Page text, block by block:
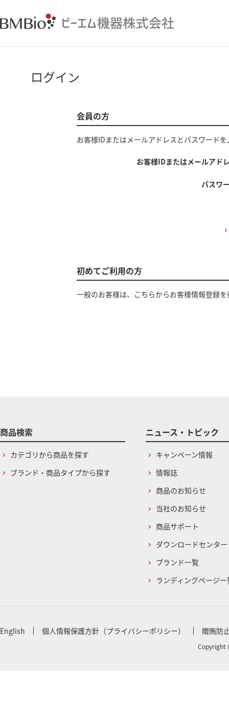
ログイン
会員の方
お客様IDまたはメールアドレス とパスワード
お客様IDまたはメールアド
パスワ
初めてご利用の方
一般のお客様は、こちらからお客様情報登録
商品検索
カテゴリから商品を探す
ブランド・商品タイプから探す
ニュース・トピック
キャンペーン情報
情報誌
商品のお知らせ
当社のお知らせ
商品サポート
ダウンロードセンター
ブランド一覧
ランディングページ一
English 個人情報保護方針（プライバシーポリシー） 贈賄防
Copyright